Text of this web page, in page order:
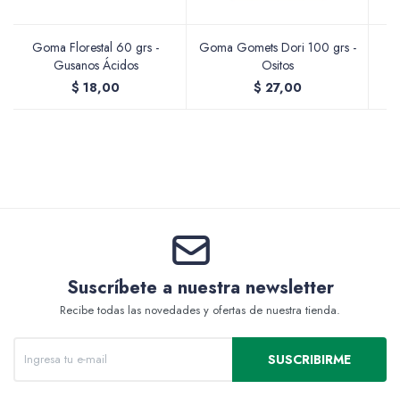
Goma Florestal 60 grs -
Gusanos Ácidos
$ 18,00
Goma Gomets Dori 100 grs -
Ositos
$ 27,00
Suscríbete a nuestra newsletter
Recibe todas las novedades y ofertas de nuestra tienda.
SUSCRIBIRME
Soportes Artísticos